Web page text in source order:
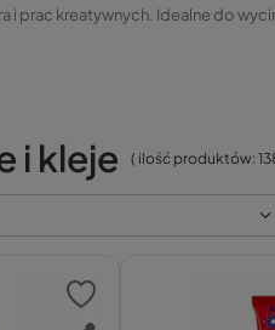
i prac kreatywnych. Idealne do
i kleje ( ilość produktów: